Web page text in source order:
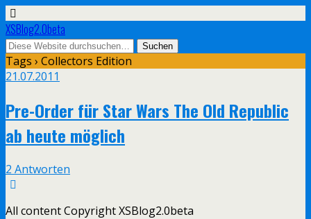
XSBlog2.0beta
Tags › Collectors Edition
21.07.2011
Pre-Order für Star Wars The Old Republic
ab heute möglich
2 Antworten
All content Copyright XSBlog2.0beta